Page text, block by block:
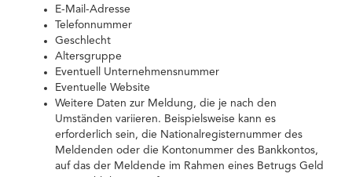
E-Mail-Adresse
Telefonnummer
Geschlecht
Altersgruppe
Eventuell Unternehmensnummer
Eventuelle Website
Weitere Daten zur Meldung, die je nach den
Umständen variieren. Beispielsweise kann es
erforderlich sein, die Nationalregisternummer des
Meldenden oder die Kontonummer des Bankkontos,
auf das der Meldende im Rahmen eines Betrugs Geld